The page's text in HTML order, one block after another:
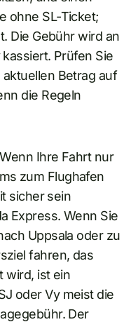
ohne SL-Ticket;
Die Gebühr wird an
Prüfen Sie
Betrag auf
die Regeln
Ihre Fahrt nur
zum Flughafen
sicher sein
Express. Wenn Sie
Uppsala oder zu
fahren, das
wird, ist ein
oder Vy meist die
Der